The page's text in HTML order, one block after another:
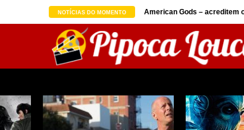
NOTÍCIAS DO MOMENTO
seguindo sucesso d ... American Gods – acreditem